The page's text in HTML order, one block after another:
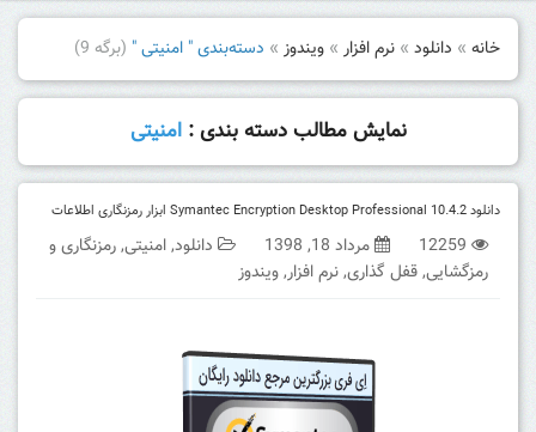
خانه » دانلود » نرم افزار » ویندوز » دسته‌بندی " امنیتی " (برگه 9)
نمایش مطالب دسته بندی :امنیتی
دانلود Symantec Encryption Desktop Professional 10.4.2 ابزار رمزنگاری اطلاعات
12259 مرداد 18, 1398 دانلود,امنیتی,رمزنگاری و
رمزگشایی,قفل گذاری,نرم افزار,ویندوز